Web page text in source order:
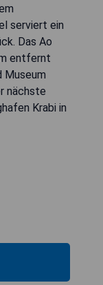
serviert ein
Das Ao
entfernt
Museum
nächste
Krabi in